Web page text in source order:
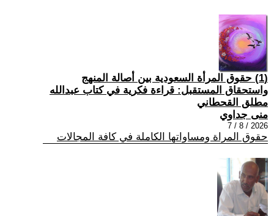
(1) حقوق المرأة السعودية بين أصالة المنهج
واستحقاق المستقبل: قراءة فكرية في كتاب عبدالله
مطلق القحطاني
منى جداوي
2026 / 8 / 7
حقوق المراة ومساواتها الكاملة في كافة المجالات